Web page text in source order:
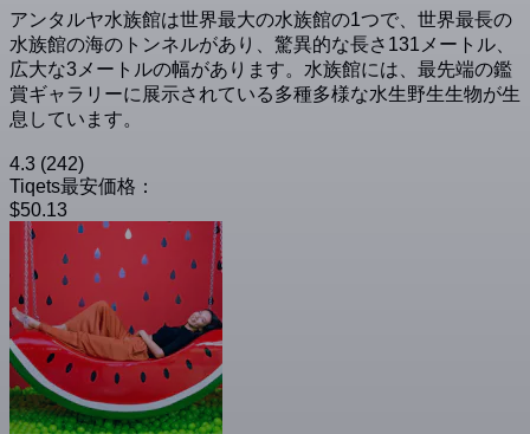
アンタルヤ水族館は世界最大の水族館の1つで、世界最長の
水族館の海のトンネルがあり、驚異的な長さ131メートル、
広大な3メートルの幅があります。水族館には、最先端の鑑
賞ギャラリーに展示されている多種多様な水生野生生物が生
息しています。
4.3 (242)
Tiqets最安価格：
$50.13